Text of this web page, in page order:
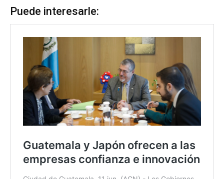
Puede interesarle: